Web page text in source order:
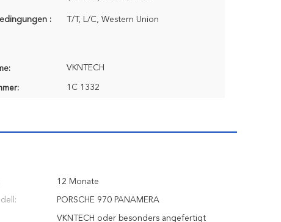
: T/T, L/C, Western Union
VKNTECH
1C 1332
12 Monate
PORSCHE 970 PANAMERA
VKNTECH oder besonders angefertigt